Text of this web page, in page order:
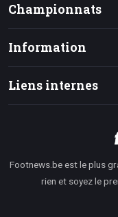
Championnats
Information
Liens internes
Footnews.be est le plus
rien et soyez le